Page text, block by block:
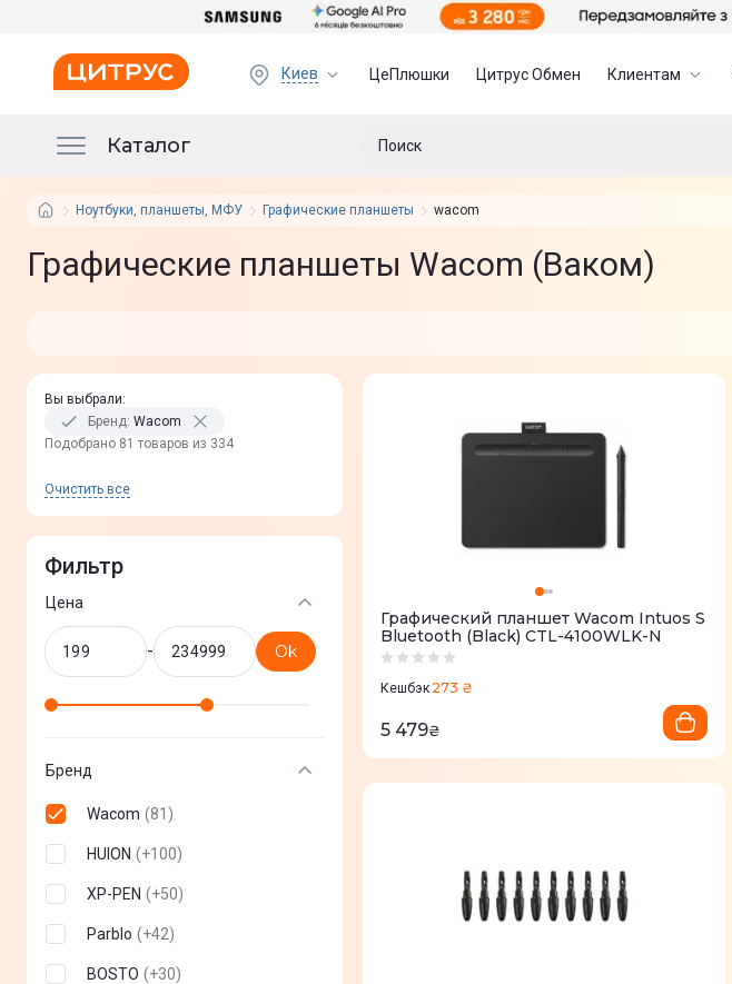
Киев ЦеПлюшки Цитрус Обмен Клиентам
Каталог
Ноутбуки, планшеты, МФУ Графические планшеты wacom
Графические планшеты Wacom (Ваком)
Вы выбрали:
Бренд: Wacom
Подобрано 81 товаров из 334
Очистить все
Фильтр
Цена
- Ok
Бренд
Wacom (81 )
HUION (+100)
XP-PEN (+50)
Parblo (+42)
BOSTO (+30)
Графический планшет Wacom Intuos S
Bluetooth (Black) CTL-4100WLK-N
Кешбэк 273 ₴
5 479₴